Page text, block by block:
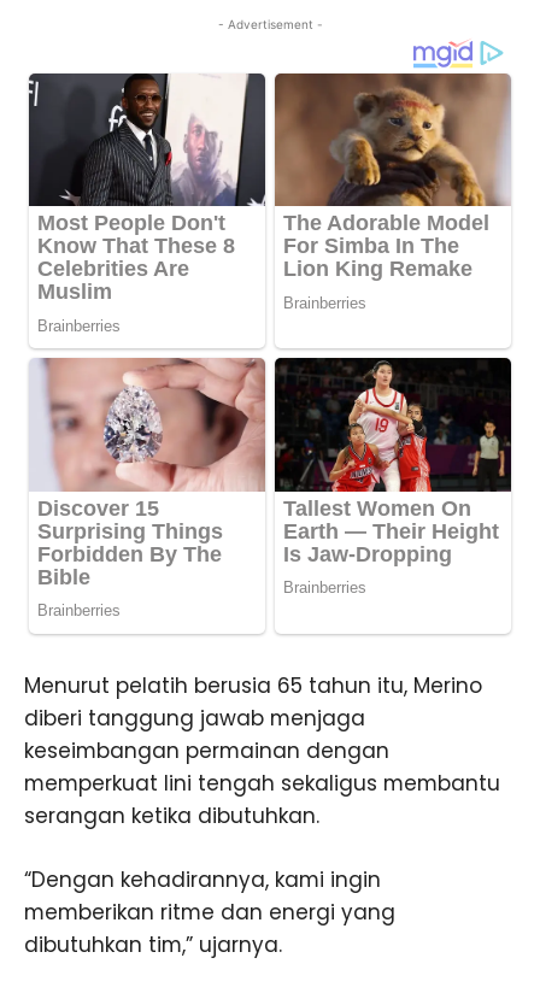
- Advertisement -
Menurut pelatih berusia 65 tahun itu, Merino
diberi tanggung jawab menjaga
keseimbangan permainan dengan
memperkuat lini tengah sekaligus membantu
serangan ketika dibutuhkan.
“Dengan kehadirannya, kami ingin
memberikan ritme dan energi yang
dibutuhkan tim,” ujarnya.